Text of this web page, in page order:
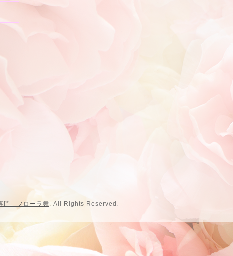
門 フローラ舞. All Rights Reserved.